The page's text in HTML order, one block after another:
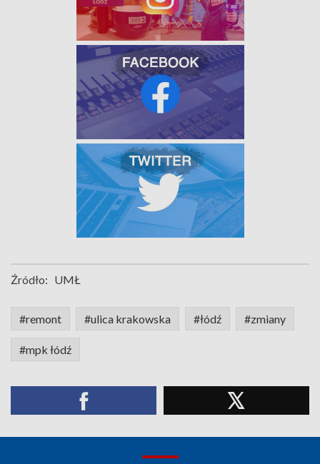
Źródło: UMŁ
#remont #ulica krakowska #łódź #zmiany
#mpk łódź